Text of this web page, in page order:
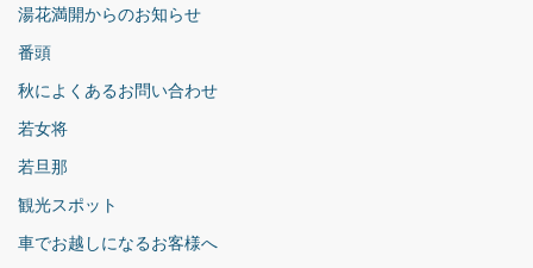
湯花満開からのお知らせ
番頭
秋によくあるお問い合わせ
若女将
若旦那
観光スポット
車でお越しになるお客様へ